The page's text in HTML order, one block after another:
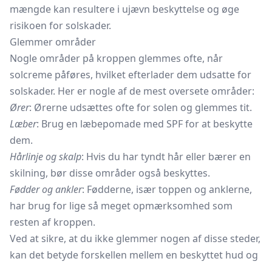
mængde kan resultere i ujævn beskyttelse og øge
risikoen for solskader.
Glemmer områder
Nogle områder på kroppen glemmes ofte, når
solcreme påføres, hvilket efterlader dem udsatte for
solskader. Her er nogle af de mest oversete områder:
Ører: Ørerne udsættes ofte for solen og glemmes tit.
Læber: Brug en læbepomade med SPF for at beskytte
dem.
Hårlinje og skalp: Hvis du har tyndt hår eller bærer en
skilning, bør disse områder også beskyttes.
Fødder og ankler: Fødderne, især toppen og anklerne,
har brug for lige så meget opmærksomhed som
resten af kroppen.
Ved at sikre, at du ikke glemmer nogen af disse steder,
kan det betyde forskellen mellem en beskyttet hud og